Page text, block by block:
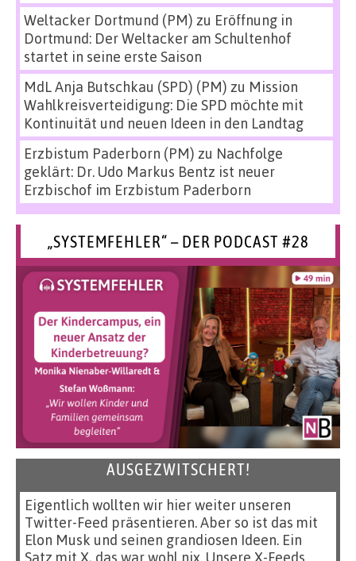
Weltacker Dortmund (PM) zu Eröffnung in
Dortmund: Der Weltacker am Schultenhof
startet in seine erste Saison
MdL Anja Butschkau (SPD) (PM) zu Mission
Wahlkreisverteidigung: Die SPD möchte mit
Kontinuität und neuen Ideen in den Landtag
Erzbistum Paderborn (PM) zu Nachfolge
geklärt: Dr. Udo Markus Bentz ist neuer
Erzbischof im Erzbistum Paderborn
„SYSTEMFEHLER“ – DER PODCAST #28
AUSGEZWITSCHERT!
Eigentlich wollten wir hier weiter unseren
Twitter-Feed präsentieren. Aber so ist das mit
Elon Musk und seinen grandiosen Ideen. Ein
Satz mit X, das war wohl nix. Unsere X-Feeds